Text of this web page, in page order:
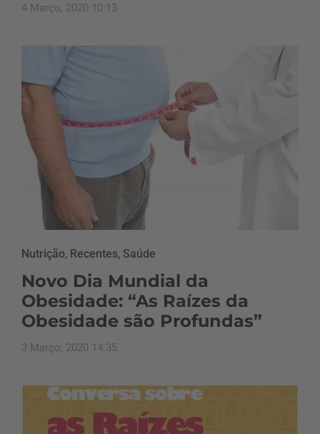
4 Março, 2020 10:13
Nutrição, Recentes, Saúde
Novo Dia Mundial da
Obesidade: “As Raízes da
Obesidade são Profundas”
3 Março, 2020 14:35